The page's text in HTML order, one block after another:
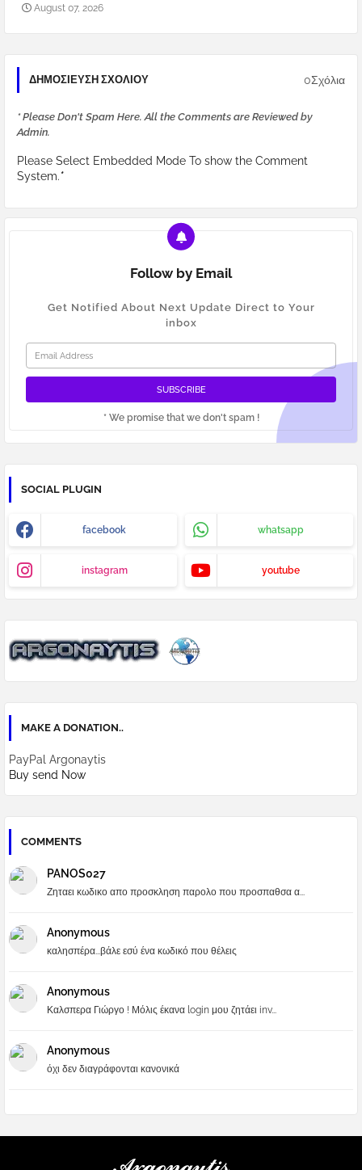
August 07, 2026
ΔΗΜΟΣΊΕΥΣΗ ΣΧΟΛΊΟΥ 0Σχόλια
* Please Don't Spam Here. All the Comments are Reviewed by
Admin.
Please Select Embedded Mode To show the Comment
System.*
Follow by Email
Get Notified About Next Update Direct to Your
inbox
* We promise that we don't spam !
SOCIAL PLUGIN
facebook whatsapp
instagram youtube
MAKE A DONATION..
PayPal Argonaytis
Buy send Now
COMMENTS
PANOS027
Ζηταει κωδικο απο προσκληση παρολο που προσπαθσα α...
Anonymous
καλησπέρα...βάλε εσύ ένα κωδικό που θέλεις
Anonymous
Καλσπερα Γιώργο ! Μόλις έκανα login μου ζητάει inv...
Anonymous
όχι δεν διαγράφονται κανονικά